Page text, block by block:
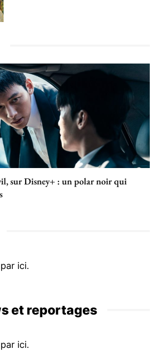
sur Disney+ : un polar noir qui
et reportages